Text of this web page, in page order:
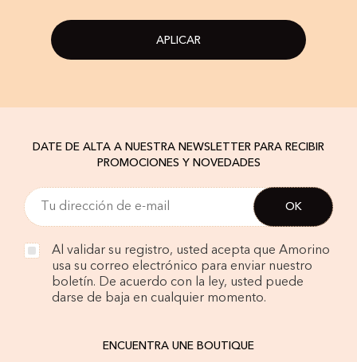
APLICAR
DATE DE ALTA A NUESTRA NEWSLETTER PARA RECIBIR
PROMOCIONES Y NOVEDADES
Al validar su registro, usted acepta que Amorino
usa su correo electrónico para enviar nuestro
boletín. De acuerdo con la ley, usted puede
darse de baja en cualquier momento.
ENCUENTRA UNE BOUTIQUE